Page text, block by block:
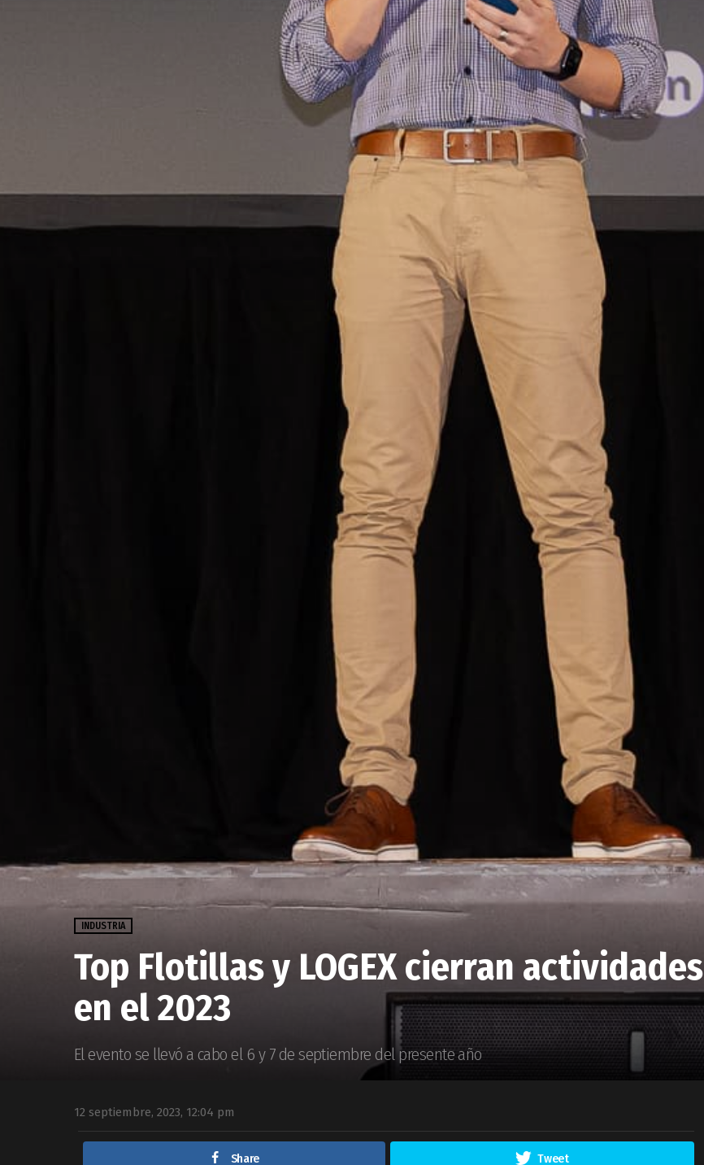
INDUSTRIA
Top Flotillas y LOGEX cierran actividades
en el 2023
El evento se llevó a cabo el 6 y 7 de septiembre del presente año
12 septiembre, 2023, 12:04 pm
Share Tweet